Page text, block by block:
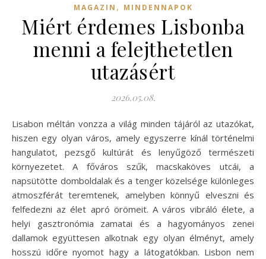
MAGAZIN , MINDENNAPOK
Miért érdemes Lisbonba
menni a felejthetetlen
utazásért
2026.05.08.
Lisabon méltán vonzza a világ minden tájáról az utazókat,
hiszen egy olyan város, amely egyszerre kínál történelmi
hangulatot, pezsgő kultúrát és lenyűgöző természeti
környezetet. A főváros szűk, macskaköves utcái, a
napsütötte domboldalak és a tenger közelsége különleges
atmoszférát teremtenek, amelyben könnyű elveszni és
felfedezni az élet apró örömeit. A város vibráló élete, a
helyi gasztronómia zamatai és a hagyományos zenei
dallamok együttesen alkotnak egy olyan élményt, amely
hosszú időre nyomot hagy a látogatókban. Lisbon nem